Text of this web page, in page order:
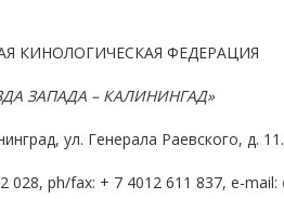
КИНОЛОГИЧЕСКАЯ ФЕДЕРАЦИЯ
ЗАПАДА – КАЛИНИНГАД»
ул. Генерала Раевского, д. 11.
028, ph/fax: + 7 4012 611 837, e-mail: